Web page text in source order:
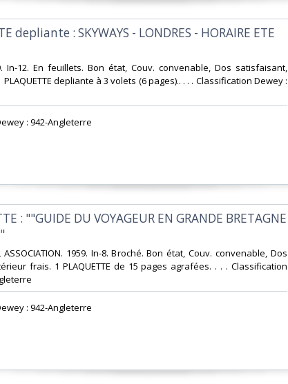
depliante : SKYWAYS - LONDRES - HORAIRE ETE
In-12. En feuillets. Bon état, Couv. convenable, Dos satisfaisant,
depliante à 3 volets (6 pages).. . . . Classification Dewey :
: 942-Angleterre‎
: ""GUIDE DU VOYAGEUR EN GRANDE BRETAGNE
ASSOCIATION. 1959. In-8. Broché. Bon état, Couv. convenable, Dos
frais. 1 PLAQUETTE de 15 pages agrafées. . . . Classification
: 942-Angleterre‎